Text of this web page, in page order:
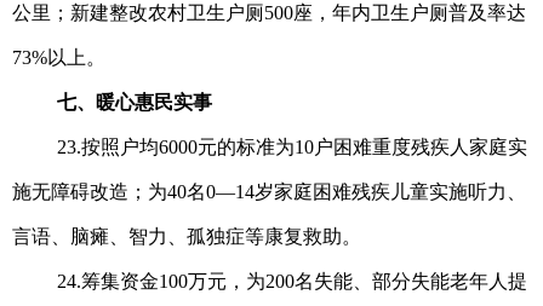
公里；新建整改农村卫生户厕500座，年内卫生户厕普及率达
73%以上。
七、暖心惠民实事
23.按照户均6000元的标准为10户困难重度残疾人家庭实
施无障碍改造；为40名0—14岁家庭困难残疾儿童实施听力、
言语、脑瘫、智力、孤独症等康复救助。
24.筹集资金100万元，为200名失能、部分失能老年人提